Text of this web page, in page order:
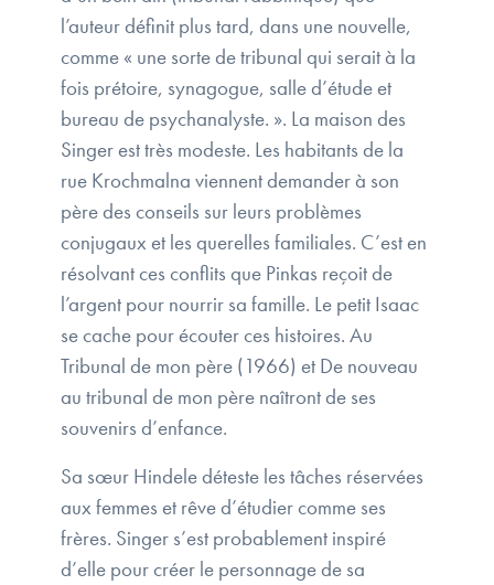
l’auteur définit plus tard, dans une nouvelle,
comme « une sorte de tribunal qui serait à la
fois prétoire, synagogue, salle d’étude et
bureau de psychanalyste. ». La maison des
Singer est très modeste. Les habitants de la
rue Krochmalna viennent demander à son
père des conseils sur leurs problèmes
conjugaux et les querelles familiales. C’est en
résolvant ces conflits que Pinkas reçoit de
l’argent pour nourrir sa famille. Le petit Isaac
se cache pour écouter ces histoires. Au
Tribunal de mon père (1966) et De nouveau
au tribunal de mon père naîtront de ses
souvenirs d’enfance.
Sa sœur Hindele déteste les tâches réservées
aux femmes et rêve d’étudier comme ses
frères. Singer s’est probablement inspiré
d’elle pour créer le personnage de sa